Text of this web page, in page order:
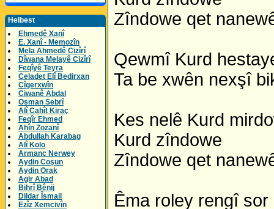
Helbest
Ehmedê Xanî
E. Xanî - Memozîn
Mela Ahmedê Cizîrî
Dîwana Melayê Cizîrî
Feqîyê Teyra
Celadet Elî Bedirxan
Cîgerxwîn
Ciwanê Abdal
Osman Sebrî
Alî Cahît Kiraç
Feqîr Ehmed
Ahîn Zozanî
Abdullah Karabag
Alî Kolo
Armanc Nerwey
Aydin Coşun
Aydin Orak
Agir Abad
Bihrî Bênij
Dildar Îsmail
Ezîz Xemcivîn
Zîndowe qet
Qewmî Kurd
Ta be xwên nexşî
Kes nelê Kurd
Kurd zîndowe
Zîndowe qet
Êma roley rengî